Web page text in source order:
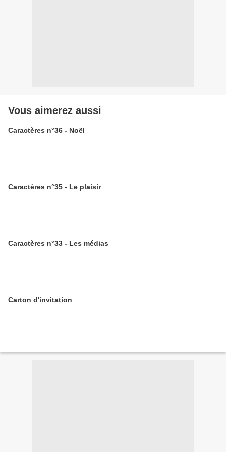
Vous aimerez aussi
Caractères n°36 - Noël
Caractères n°35 - Le plaisir
Caractères n°33 - Les médias
Carton d'invitation